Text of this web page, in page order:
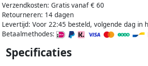
Verzendkosten: Gratis vanaf € 60
Retourneren: 14 dagen
Levertijd: Voor 22:45 besteld, volgende dag in
Betaalmethodes:
Specificaties